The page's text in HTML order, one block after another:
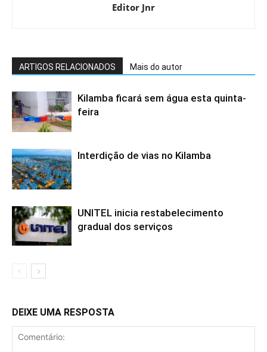
Editor Jnr
ARTIGOS RELACIONADOS Mais do autor
Kilamba ficará sem água esta quinta-
feira
Interdição de vias no Kilamba
UNITEL inicia restabelecimento
gradual dos serviços
DEIXE UMA RESPOSTA